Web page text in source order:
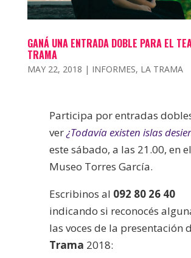
GANÁ UNA ENTRADA DOBLE PARA EL
TRAMA
MAY 22, 2018 | INFORMES, LA TRAMA
Participa por entradas
ver¿Todavía existen islas
este sábado, a las 21.00, en el
Museo Torres García.
Escribinos al 092 80 26 40
indicando si reconocés
las voces de la presentación
Trama 2018: